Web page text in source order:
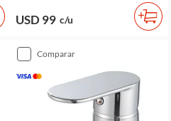
USD 99 c/u
comparar